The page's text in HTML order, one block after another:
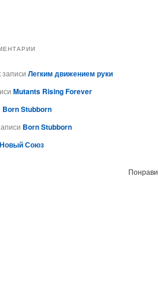
записи Легким движением руки
Mutants Rising Forever
Born Stubborn
Born Stubborn
Новый Союз